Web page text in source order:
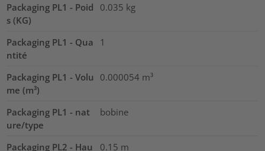
Packaging PL1 - Poid
s (KG)
0.035 kg
Packaging PL1 - Qua
ntité
1
Packaging PL1 - Volu
me (m³)
0.000054 m³
Packaging PL1 - nat
ure/type
bobine
Packaging PL2 - Hau
0.15 m